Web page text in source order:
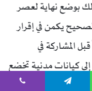
بوضع نهاية لعصر
يكمن في إقرار
المشاركة في
كيانات مدنية تخضع
على فصل